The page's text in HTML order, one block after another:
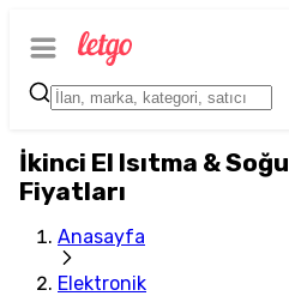
İkinci El Isıtma &
Fiyatları
Anasayfa
Elektronik